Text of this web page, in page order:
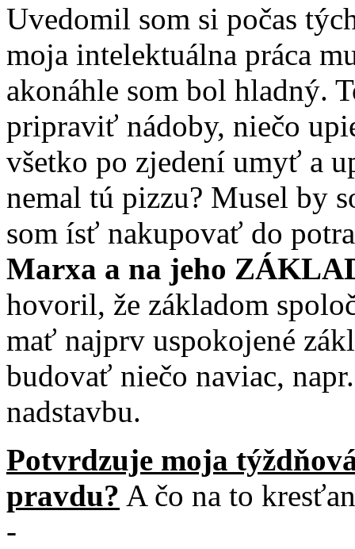
Uvedomil som si počas
moja intelektuálna práca
akonáhle som bol hladný.
pripraviť nádoby, niečo
všetko po zjedení umyť a
nemal tú pizzu? Musel by
som ísť nakupovať do
Marxa a na jeho
hovoril, že základom
mať najprv uspokojené
budovať niečo naviac,
nadstavbu.
Potvrdzuje moja
pravdu? A čo na to
-